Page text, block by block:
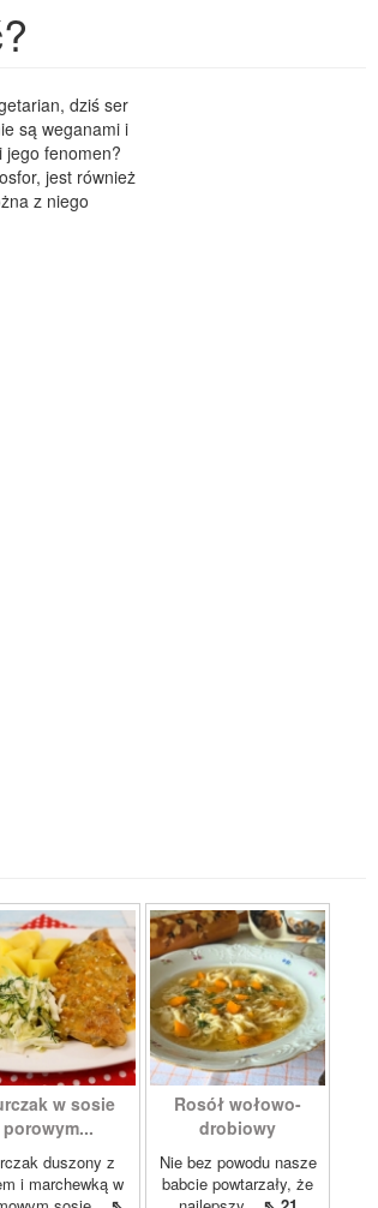
dziś ser
są weganami i
jego fenomen?
jest również
z niego
w sosie
porowym...
duszony z
i marchewką w
Rosół wołowo-
drobiowy
Nie bez powodu nasze
babcie powtarzały, że